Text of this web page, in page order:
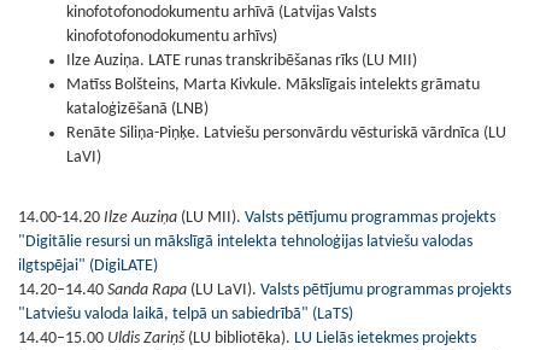
kinofotofonodokumentu arhīvā (Latvijas Valsts
kinofotofonodokumentu arhīvs)
Ilze Auziņa. LATE runas transkribēšanas rīks (LU MII)
Matīss Bolšteins, Marta Kivkule. Mākslīgais intelekts grāmatu
kataloģizēšanā (LNB)
Renāte Siliņa-Piņķe. Latviešu personvārdu vēsturiskā vārdnīca (LU
LaVI)
14.00-14.20 Ilze Auziņa (LU MII). Valsts pētījumu programmas projekts
"Digitālie resursi un mākslīgā intelekta tehnoloģijas latviešu valodas
ilgtspējai" (DigiLATE)
14.20–14.40 Sanda Rapa (LU LaVI). Valsts pētījumu programmas projekts
"Latviešu valoda laikā, telpā un sabiedrībā" (LaTS)
14.40–15.00 Uldis Zariņš (LU bibliotēka). LU Lielās ietekmes projekts